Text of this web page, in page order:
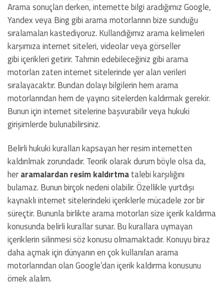
Arama sonuçları derken, internette bilgi aradığımız Google,
Yandex veya Bing gibi arama motorlarının bize sunduğu
sıralamaları kastediyoruz. Kullandığımız arama kelimeleri
karşımıza internet siteleri, videolar veya görseller
gibi içerikleri getirir. Tahmin edebileceğiniz gibi arama
motorları zaten internet sitelerinde yer alan verileri
sıralayacaktır. Bundan dolayı bilgilerin hem arama
motorlarından hem de yayıncı sitelerden kaldırmak gerekir.
Bunun için internet sitelerine başvurabilir veya hukuki
girişimlerde bulunabilirsiniz.
Belirli hukuki kuralları kapsayan her resim internetten
kaldırılmak zorundadır. Teorik olarak durum böyle olsa da,
heraramalardan resim kaldırtmatalebi karşılığını
bulamaz. Bunun birçok nedeni olabilir. Özellikle yurtdışı
kaynaklı internet sitelerindeki içeriklerle mücadele zor bir
süreçtir. Bununla birlikte arama motorları size içerik kaldırma
konusunda belirli kurallar sunar. Bu kurallara uymayan
içeriklerin silinmesi söz konusu olmamaktadır. Konuyu biraz
daha açmak için dünyanın en çok kullanılan arama
motorlarından olan Google’dan içerik kaldırma konusunu
örnek alalım.